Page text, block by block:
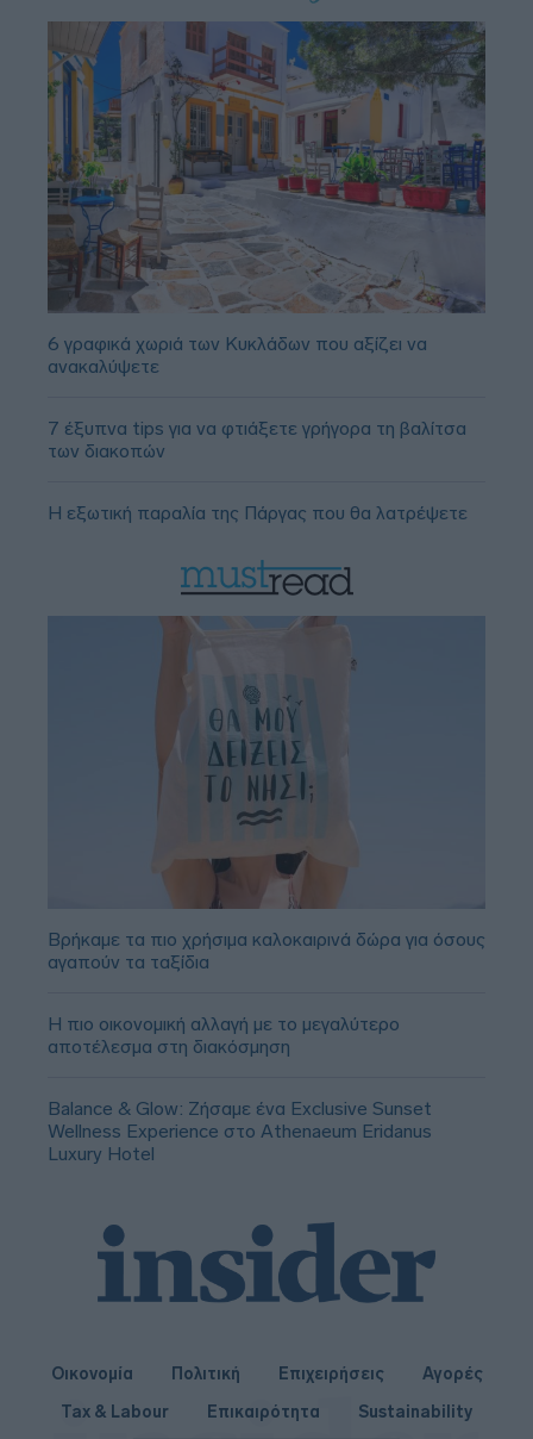
6 γραφικά χωριά των Κυκλάδων που αξίζει να
ανακαλύψετε
7 έξυπνα tips για να φτιάξετε γρήγορα τη βαλίτσα
των διακοπών
Η εξωτική παραλία της Πάργας που θα λατρέψετε
Βρήκαμε τα πιο χρήσιμα καλοκαιρινά δώρα για όσους
αγαπούν τα ταξίδια
Η πιο οικονομική αλλαγή με το μεγαλύτερο
αποτέλεσμα στη διακόσμηση
Balance & Glow: Ζήσαμε ένα Exclusive Sunset
Wellness Experience στο Athenaeum Eridanus
Luxury Hotel
Οικονομία Πολιτική Επιχειρήσεις
Αγορές
Tax & Labour
Επικαιρότητα Sustainability